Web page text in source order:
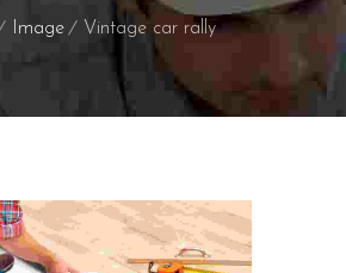
Image Vintage car rally